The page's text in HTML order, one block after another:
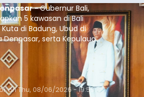
-Gubernur Bali,
5 kawasan di Bali
di Badung, Ubud di
Denpasar, serta Kepulauan
sebagai kawasan rendah
onThu, 08/06/2026 - 19:59